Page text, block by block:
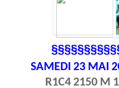
SAMEDI 23 MAI
R1C4 2150 M